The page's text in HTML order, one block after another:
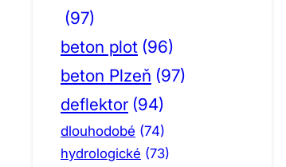
(97)
beton plot (96)
beton Plzeň (97)
deflektor (94)
dlouhodobé (74)
hydrologické (73)